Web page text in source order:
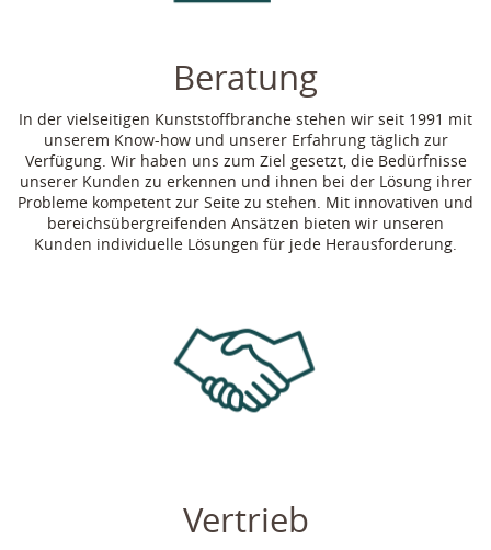
Beratung
In der vielseitigen Kunststoffbranche stehen wir seit 1991 mit
unserem Know-how und unserer Erfahrung täglich zur
Verfügung. Wir haben uns zum Ziel gesetzt, die Bedürfnisse
unserer Kunden zu erkennen und ihnen bei der Lösung ihrer
Probleme kompetent zur Seite zu stehen. Mit innovativen und
bereichsübergreifenden Ansätzen bieten wir unseren
Kunden individuelle Lösungen für jede Herausforderung.
Vertrieb